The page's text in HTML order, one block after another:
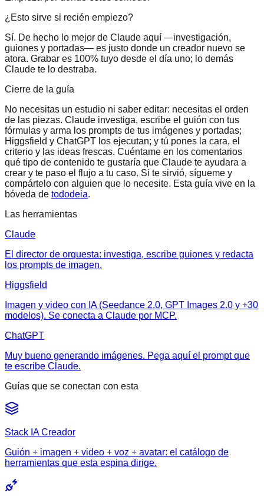
¿Esto sirve si recién empiezo?
Sí. De hecho lo mejor de Claude aquí —investigación,
guiones y portadas— es justo donde un creador nuevo se
atora. Grabar es 100% tuyo desde el día uno; lo demás
Claude te lo destraba.
Cierre de la guía
No necesitas un estudio ni saber editar: necesitas el orden
de las piezas. Claude investiga, escribe el guión con tus
fórmulas y arma los prompts de tus imágenes y portadas;
Higgsfield y ChatGPT los ejecutan; y tú pones la cara, el
criterio y las ideas frescas. Cuéntame en los comentarios
qué tipo de contenido te gustaría que Claude te ayudara a
crear y te paso el flujo a tu caso. Si te sirvió, sígueme y
compártelo con alguien que lo necesite. Esta guía vive en la
bóveda de tododeia.
Las herramientas
Claude
El director de orquesta: investiga, escribe guiones y redacta
los prompts de imagen.
Higgsfield
Imagen y video con IA (Seedance 2.0, GPT Images 2.0 y +30
modelos). Se conecta a Claude por MCP.
ChatGPT
Muy bueno generando imágenes. Pega aquí el prompt que
te escribe Claude.
Guías que se conectan con esta
Stack IA Creador
Guión + imagen + video + voz + avatar: el catálogo de
herramientas que esta espina dirige.